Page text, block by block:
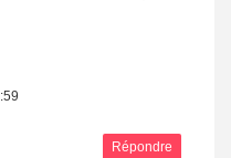
Répondre